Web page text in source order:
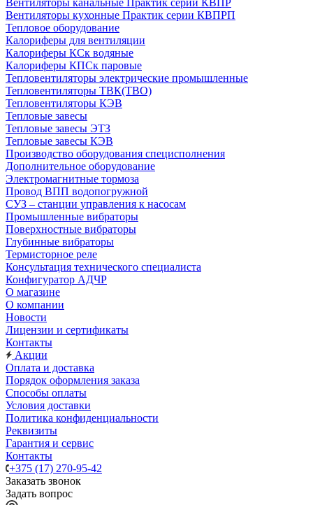
Вентиляторы канальные Практик серии КВПР
Вентиляторы кухонные Практик серии КВПРП
Тепловое оборудование
Калориферы для вентиляции
Калориферы КСк водяные
Калориферы КПСк паровые
Тепловентиляторы электрические промышленные
Тепловентиляторы ТВК(ТВО)
Тепловентиляторы КЭВ
Тепловые завесы
Тепловые завесы ЭТЗ
Тепловые завесы КЭВ
Производство оборудования специсполнения
Дополнительное оборудование
Электромагнитные тормоза
Провод ВПП водопогружной
СУЗ – станции управления к насосам
Промышленные вибраторы
Поверхностные вибраторы
Глубинные вибраторы
Термисторное реле
Консультация технического специалиста
Конфигуратор АДЧР
О магазине
О компании
Новости
Лицензии и сертификаты
Контакты
Акции
Оплата и доставка
Порядок оформления заказа
Способы оплаты
Условия доставки
Политика конфиденциальности
Реквизиты
Гарантия и сервис
Контакты
+375 (17) 270-95-42
Заказать звонок
Задать вопрос